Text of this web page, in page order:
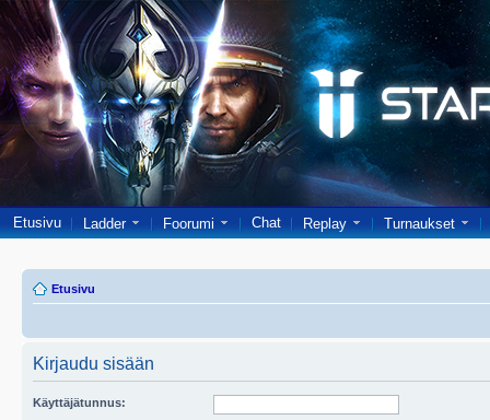
Etusivu Ladder Foorumi Chat Replay Turnaukset
Etusivu
Kirjaudu sisään
Käyttäjätunnus: